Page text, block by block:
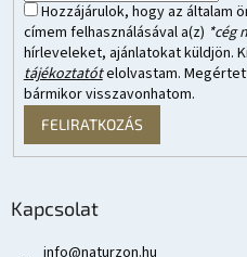
Hozzájárulok, hogy az általam
címem felhasználásával a(z) *cég
hírleveleket, ajánlatokat küldjön.
tájékoztatótelolvastam.
bármikor visszavonhatom.
FELIRATKOZÁS
Kapcsolat
info@naturzon.hu